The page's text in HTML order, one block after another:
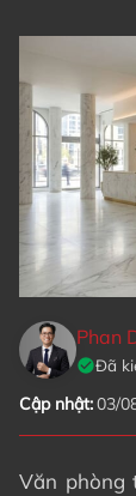
Phan
Đã
Cập nhật:03/
Văn phòng